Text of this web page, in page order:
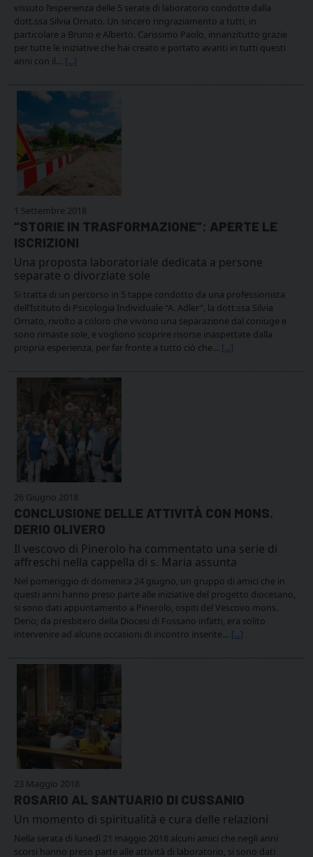
vissuto l’esperienza delle 5 serate di laboratorio condotte dalla
dott.ssa Silvia Ornato. Un sincero ringraziamento a tutti, in
particolare a Bruno e Alberto. Carissimo Paolo, innanzitutto grazie
per tutte le iniziative che hai creato e portato avanti in tutti questi
anni con il… [...]
1 Settembre 2018
“STORIE IN TRASFORMAZIONE”: APERTE LE
ISCRIZIONI
Una proposta laboratoriale dedicata a persone
separate o divorziate sole
Si tratta di un percorso in 5 tappe condotto da una professionista
dell’Istituto di Psicologia Individuale “A. Adler”, la dott.ssa Silvia
Ornato, rivolto a coloro che vivono una separazione dal coniuge e
sono rimaste sole, e vogliono scoprire risorse inaspettate dalla
propria esperienza, per far fronte a tutto ciò che… [...]
26 Giugno 2018
CONCLUSIONE DELLE ATTIVITÀ CON MONS.
DERIO OLIVERO
Il vescovo di Pinerolo ha commentato una serie di
affreschi nella cappella di s. Maria assunta
Nel pomeriggio di domenica 24 giugno, un gruppo di amici che in
questi anni hanno preso parte alle iniziative del progetto diocesano,
si sono dati appuntamento a Pinerolo, ospiti del Vescovo mons.
Derio; da presbitero della Diocesi di Fossano infatti, era solito
intervenire ad alcune occasioni di incontro inserite… [...]
23 Maggio 2018
ROSARIO AL SANTUARIO DI CUSSANIO
Un momento di spiritualità e cura delle relazioni
Nella serata di lunedì 21 maggio 2018 alcuni amici che negli anni
scorsi hanno preso parte alle attività di laboratorio, si sono dati